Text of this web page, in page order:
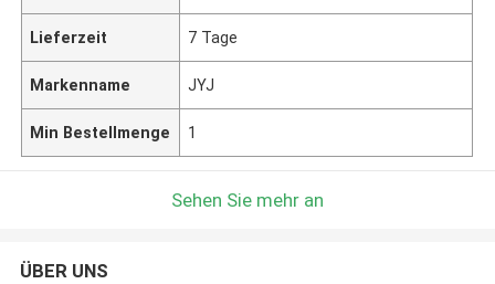
Lieferzeit 7 Tage
Markenname JYJ
Min Bestellmenge 1
Sehen Sie mehr an
ÜBER UNS